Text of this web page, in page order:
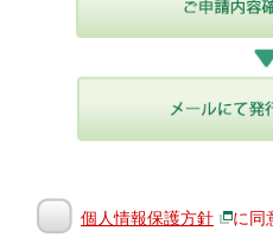
個人情報保護方針 に同